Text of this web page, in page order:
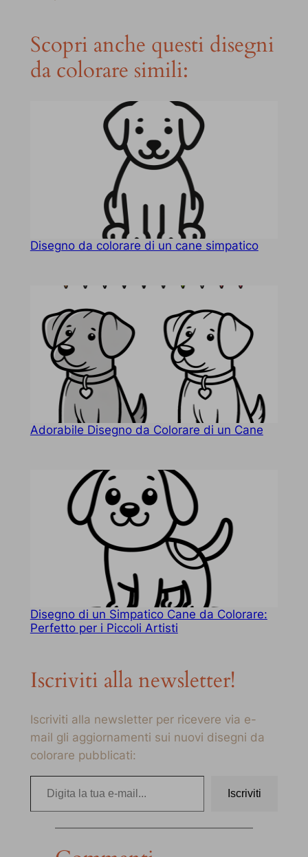
Scopri anche questi disegni
da colorare simili:
Disegno da colorare di un cane simpatico
Adorabile Disegno da Colorare di un Cane
Disegno di un Simpatico Cane da Colorare:
Perfetto per i Piccoli Artisti
Iscriviti alla newsletter!
Iscriviti alla newsletter per ricevere via e-
mail gli aggiornamenti sui nuovi disegni da
colorare pubblicati:
Digita la tua e-mail…
Iscriviti